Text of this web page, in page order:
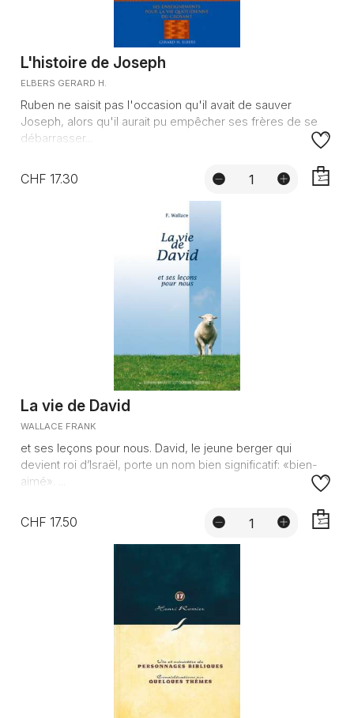
L'histoire de Joseph
ELBERS GERARD H.
Ruben ne saisit pas l'occasion qu'il avait de sauver
Joseph, alors qu'il aurait pu empêcher ses frères de se
débarrasser...
CHF 17.30
La vie de David
WALLACE FRANK
et ses leçons pour nous. David, le jeune berger qui
devient roi d’Israël, porte un nom bien significatif: «bien-
aimé». ...
CHF 17.50